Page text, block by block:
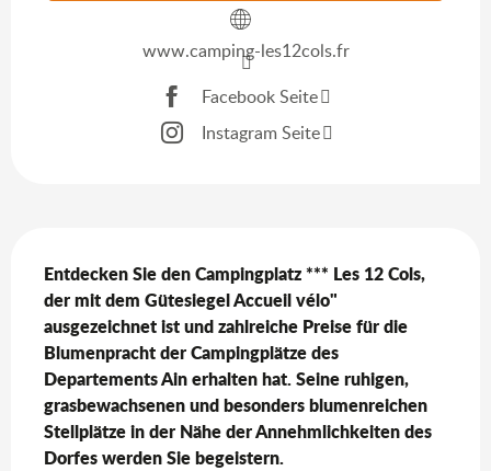
www.camping-les12cols.fr
Facebook Seite
Instagram Seite
Entdecken Sie den Campingplatz *** Les 12 Cols,
der mit dem Gütesiegel Accueil vélo"
ausgezeichnet ist und zahlreiche Preise für die
Blumenpracht der Campingplätze des
Departements Ain erhalten hat. Seine ruhigen,
grasbewachsenen und besonders blumenreichen
Stellplätze in der Nähe der Annehmlichkeiten des
Dorfes werden Sie begeistern.